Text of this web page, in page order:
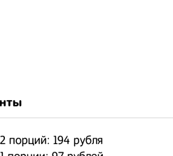
порций: 194 рубля